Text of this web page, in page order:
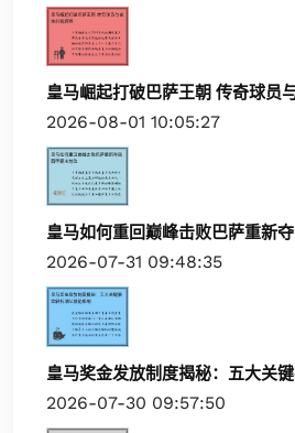
皇马崛起打破巴萨王朝 传奇球员
2026-08-01 10:05:27
皇马如何重回巅峰击败巴萨重新
2026-07-31 09:48:35
皇马奖金发放制度揭秘：五大关
2026-07-30 09:57:50